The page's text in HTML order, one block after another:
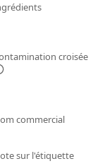
croisée
commercial
sur l'étiquette